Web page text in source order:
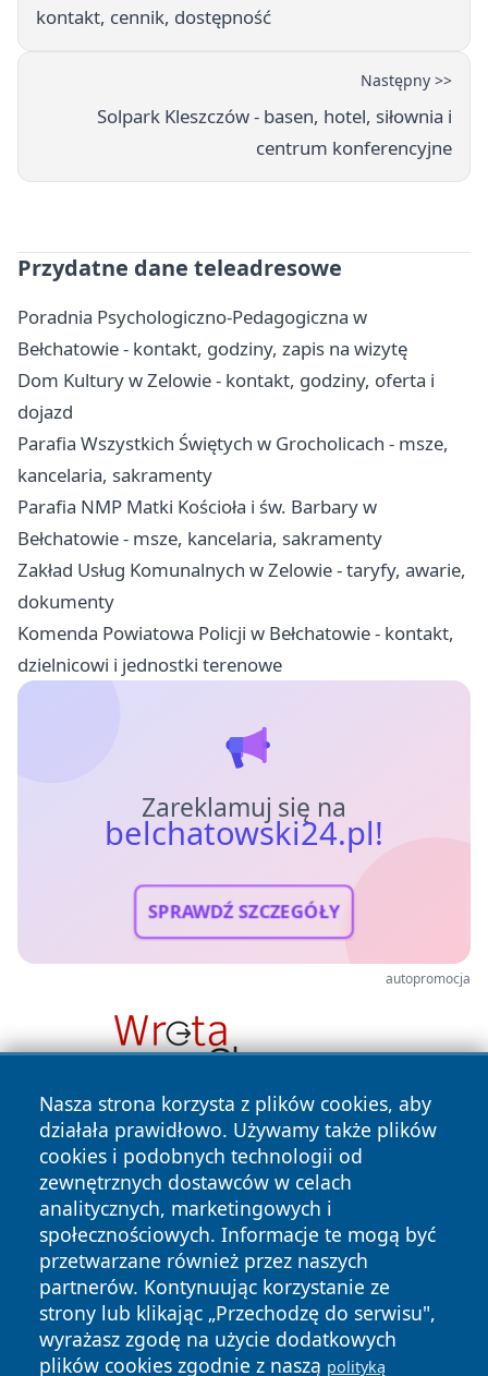
kontakt, cennik, dostępność
Następny >>
Solpark Kleszczów - basen, hotel, siłownia i
centrum konferencyjne
Przydatne dane teleadresowe
Poradnia Psychologiczno-Pedagogiczna w
Bełchatowie - kontakt, godziny, zapis na wizytę
Dom Kultury w Zelowie - kontakt, godziny, oferta i
dojazd
Parafia Wszystkich Świętych w Grocholicach - msze,
kancelaria, sakramenty
Parafia NMP Matki Kościoła i św. Barbary w
Bełchatowie - msze, kancelaria, sakramenty
Zakład Usług Komunalnych w Zelowie - taryfy, awarie,
dokumenty
Komenda Powiatowa Policji w Bełchatowie - kontakt,
dzielnicowi i jednostki terenowe
Zareklamuj się na
belchatowski24.pl!
SPRAWDŹ SZCZEGÓŁY
autopromocja
Nasza strona korzysta z plików cookies, aby
działała prawidłowo. Używamy także plików
cookies i podobnych technologii od
zewnętrznych dostawców w celach
analitycznych, marketingowych i
społecznościowych. Informacje te mogą być
przetwarzane również przez naszych
partnerów. Kontynuując korzystanie ze
strony lub klikając „Przechodzę do serwisu",
wyrażasz zgodę na użycie dodatkowych
plików cookies zgodnie z naszą polityką
Copyright © 2026 belchatowski24.pl Wszystkie prawa
zastrzeżone.
News Autorzy
Polityka
Polityka